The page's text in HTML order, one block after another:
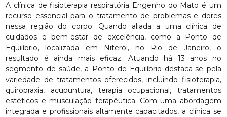
A clínica de fisioterapia respiratória Engenho do Mato é um
recurso essencial para o tratamento de problemas e dores
nessa região do corpo. Quando aliada a uma clínica de
cuidados e bem-estar de excelência, como a Ponto de
Equilíbrio, localizada em Niterói, no Rio de Janeiro, o
resultado é ainda mais eficaz. Atuando há 13 anos no
segmento de saúde, a Ponto de Equilíbrio destaca-se pela
variedade de tratamentos oferecidos, incluindo fisioterapia,
quiropraxia, acupuntura, terapia ocupacional, tratamentos
estéticos e musculação terapêutica. Com uma abordagem
integrada e profissionais altamente capacitados, a clínica se